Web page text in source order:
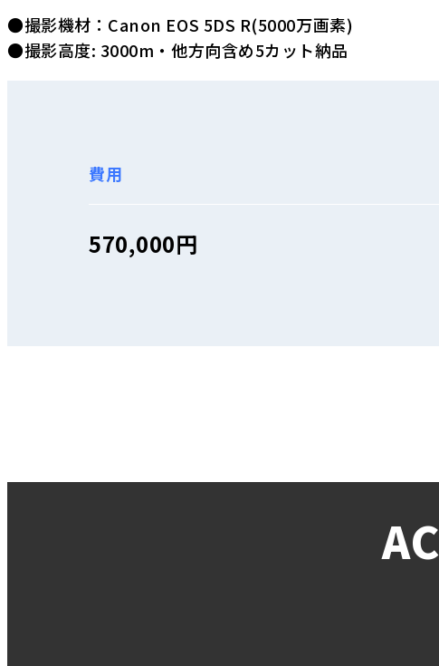
●撮影機材：Canon EOS 5DS R(5000万画素)
●撮影高度: 3000m・他方向含め5カット納品
費用
570,000円